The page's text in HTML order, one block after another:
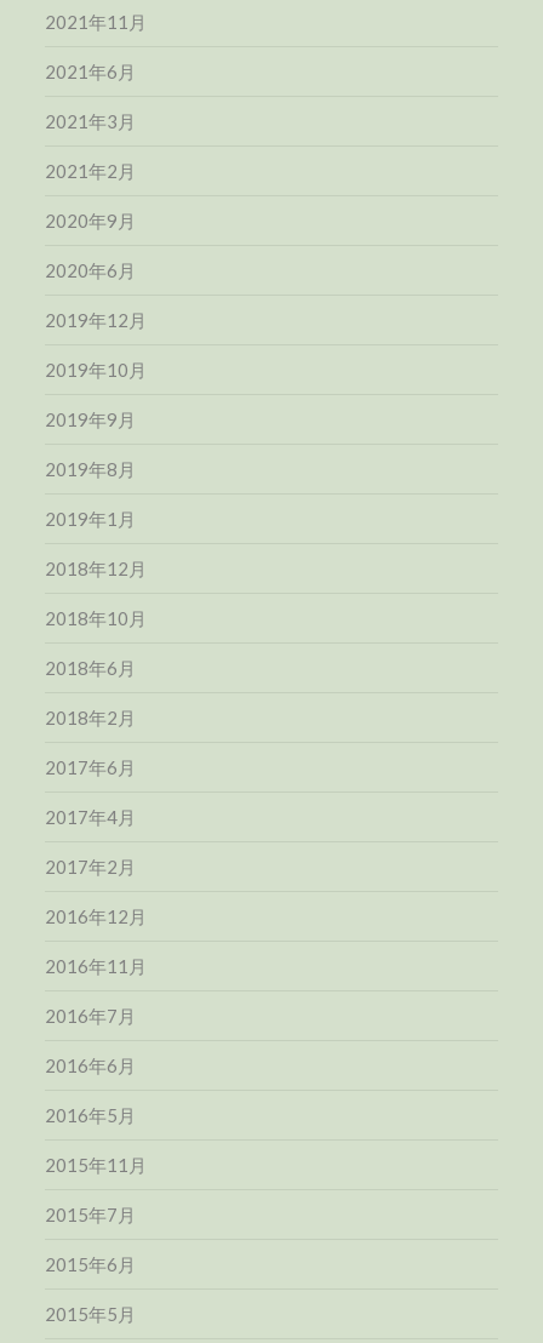
2021年11月
2021年6月
2021年3月
2021年2月
2020年9月
2020年6月
2019年12月
2019年10月
2019年9月
2019年8月
2019年1月
2018年12月
2018年10月
2018年6月
2018年2月
2017年6月
2017年4月
2017年2月
2016年12月
2016年11月
2016年7月
2016年6月
2016年5月
2015年11月
2015年7月
2015年6月
2015年5月